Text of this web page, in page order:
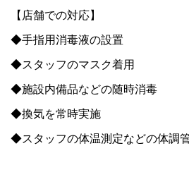
【店舗での対応】
◆手指用消毒液の設置
◆スタッフのマスク着用
◆施設内備品などの随時消毒
◆換気を常時実施
◆スタッフの体温測定などの体調